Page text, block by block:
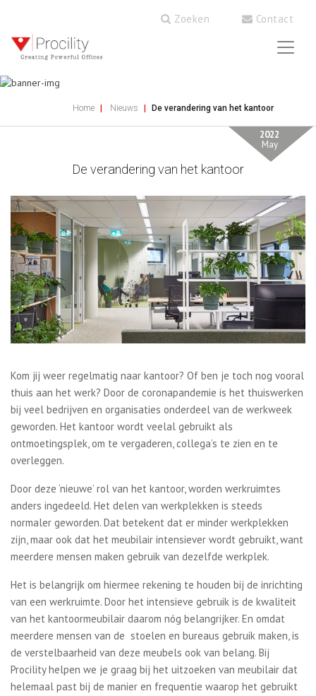
Zoeken Contact
Home Nieuws De verandering van het kantoor
2022
May
De verandering van het kantoor
Kom jij weer regelmatig naar kantoor? Of ben je toch nog vooral
thuis aan het werk? Door de coronapandemie is het thuiswerken
bij veel bedrijven en organisaties onderdeel van de werkweek
geworden. Het kantoor wordt veelal gebruikt als
ontmoetingsplek, om te vergaderen, collega’s te zien en te
overleggen.
Door deze ‘nieuwe’ rol van het kantoor, worden werkruimtes
anders ingedeeld. Het delen van werkplekken is steeds
normaler geworden. Dat betekent dat er minder werkplekken
zijn, maar ook dat het meubilair intensiever wordt gebruikt, want
meerdere mensen maken gebruik van dezelfde werkplek.
Het is belangrijk om hiermee rekening te houden bij de inrichting
van een werkruimte. Door het intensieve gebruik is de kwaliteit
van het kantoormeubilair daarom nóg belangrijker. En omdat
meerdere mensen van de stoelen en bureaus gebruik maken, is
de verstelbaarheid van deze meubels ook van belang. Bij
Procility helpen we je graag bij het uitzoeken van meubilair dat
helemaal past bij de manier en frequentie waarop het gebruikt